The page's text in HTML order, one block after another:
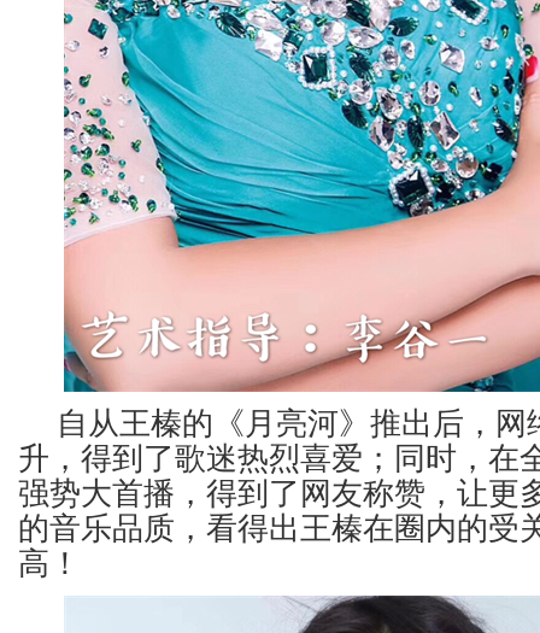
自从王榛的《月亮河》推出后，网
升，得到了歌迷热烈喜爱；同时，在
强势大首播，得到了网友称赞，让更
的音乐品质，看得出王榛在圈内的受
高！